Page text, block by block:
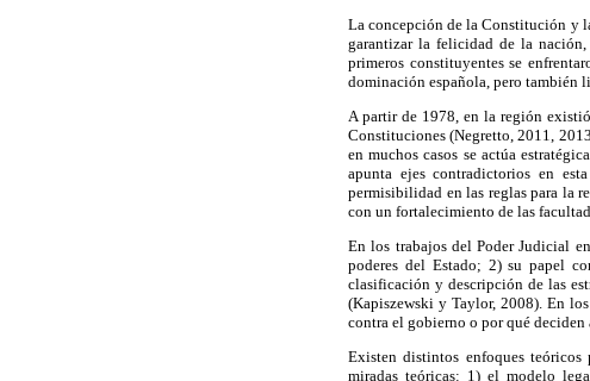
La concepción de la Constitución y
garantizar la felicidad de la
primeros constituyentes se
dominación española, pero también
A partir de 1978, en la región
Constituciones (Negretto, 2011,
en muchos casos se actúa
apunta ejes contradictorios en
permisibilidad en las reglas para la
con un fortalecimiento de las
En los trabajos del Poder Judicial
poderes del Estado; 2) su papel
clasificación y descripción de las
(Kapiszewski y Taylor, 2008). En
contra el gobierno o por qué
Existen distintos enfoques
miradas teóricas: 1) el modelo